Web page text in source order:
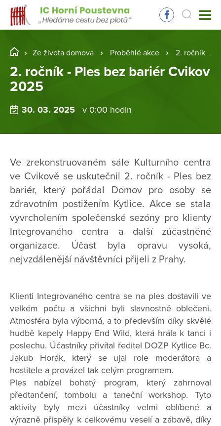
Ze života domova Proběhlé akce 2. ročník - Ples bez bariér Cvikov 2025
2. ročník - Ples bez bariér Cvikov
2025
30. 03. 2025 v 0:00 hodin
Ve zrekonstruovaném sále Kulturního centra
ve Cvikově se uskutečnil 2. ročník - Ples bez
bariér, který pořádal Domov pro osoby se
zdravotním postižením Kytlice. Akce se stala
vyvrcholením společenské sezóny pro klienty
Integrovaného centra a další zúčastněné
organizace. Účast byla opravu vysoká,
nejvzdálenější návštěvníci přijeli z Prahy.
Klienti Integrovaného centra se na ples dostavili ve
velkém počtu a všichni byli slavnostně oblečeni.
Atmosféra byla výborná, a to především díky skvělé
hudbě kapely Happy End Wild, která hrála k tanci i
poslechu. Účastníky přivítal ředitel DOZP Kytlice Bc.
Jakub Horák, který se ujal role moderátora a
hostitele a provázel tak celým programem.
Ples nabízel bohatý program, který zahrnoval
předtančení, tombolu a taneční workshop. Tyto
aktivity byly mezi účastníky velmi oblíbené a
výrazně přispěly k celkovému veselí a zábavě, díky